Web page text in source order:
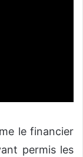
le financier
permis les